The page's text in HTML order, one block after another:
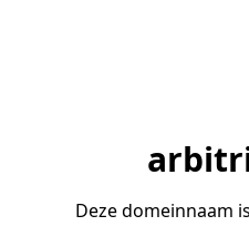
Deze domeinnaam